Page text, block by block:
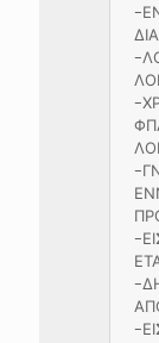
-
-
-
-
-
-
-